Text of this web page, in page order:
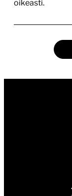
oikeasti.